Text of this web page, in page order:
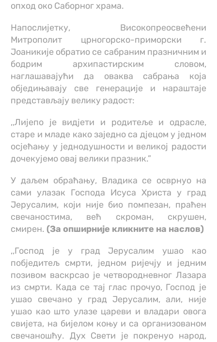
опход око Саборног храма.
Напослијетку, Високопреосвећени
Митрополит црногорско-приморски г.
Јоаникије обратио се сабраним празничним и
бодрим архипастирским словом,
наглашавајући да оваква сабрања која
обједињавају све генерације и нараштаје
представљају велику радост:
,,Лијепо је видјети и родитеље и одрасле,
старе и младе како заједно са дјецом у једном
осјећању у једнодушности и великој радости
дочекујемо овај велики празник.”
У даљем обраћању, Владика се осврнуо на
сами улазак Господа Исуса Христа у град
Јерусалим, који није био помпезан, праћен
свечаностима, већ скроман, скрушен,
смирен.(За опширније кликните на наслов)
,,Господ је у град Јерусалим ушао као
побједитељ смрти, једном ријечју и једним
позивом васкрсао је четвородневног Лазара
из смрти. Када се тај глас прочуо, Господ је
ушао свечано у град Јерусалим, али, није
ушао као што улазе цареви и владари овога
свијета, на бијелом коњу и са организованом
свечаношћу. Дух Свети је покренуо народ,